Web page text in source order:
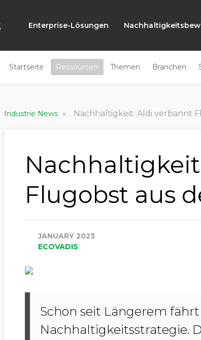
Enterprise-Lösungen
Startseite Ressourcen Themen Branchen
Industrie News » Nachhaltigkeit: Aldi verbannt
Flugobst aus
JANUARY 2023
ECOVADIS
Schon seit Längerem
Nachhaltigkeitsstrategie.